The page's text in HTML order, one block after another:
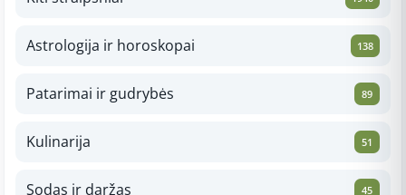
Astrologija ir horoskopai 138
Patarimai ir gudrybės 89
Kulinarija 51
Sodas ir daržas 45